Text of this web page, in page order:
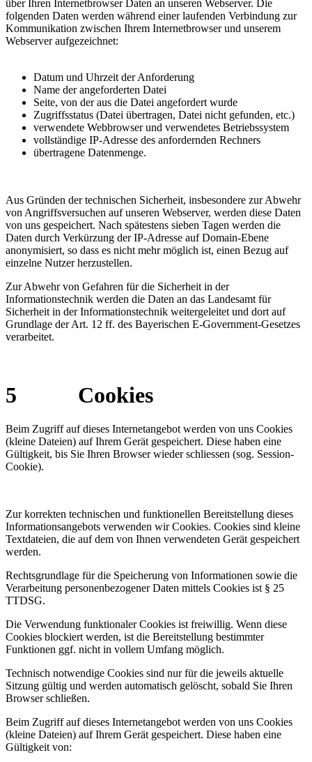
über Ihren Internetbrowser Daten an unseren Webserver. Die
folgenden Daten werden während einer laufenden Verbindung zur
Kommunikation zwischen Ihrem Internetbrowser und unserem
Webserver aufgezeichnet:
Datum und Uhrzeit der Anforderung
Name der angeforderten Datei
Seite, von der aus die Datei angefordert wurde
Zugriffsstatus (Datei übertragen, Datei nicht gefunden, etc.)
verwendete Webbrowser und verwendetes Betriebssystem
vollständige IP-Adresse des anfordernden Rechners
übertragene Datenmenge.
Aus Gründen der technischen Sicherheit, insbesondere zur Abwehr
von Angriffsversuchen auf unseren Webserver, werden diese Daten
von uns gespeichert. Nach spätestens sieben Tagen werden die
Daten durch Verkürzung der IP-Adresse auf Domain-Ebene
anonymisiert, so dass es nicht mehr möglich ist, einen Bezug auf
einzelne Nutzer herzustellen.
Zur Abwehr von Gefahren für die Sicherheit in der
Informationstechnik werden die Daten an das Landesamt für
Sicherheit in der Informationstechnik weitergeleitet und dort auf
Grundlage der Art. 12 ff. des Bayerischen E-Government-Gesetzes
verarbeitet.
5 Cookies
Beim Zugriff auf dieses Internetangebot werden von uns Cookies
(kleine Dateien) auf Ihrem Gerät gespeichert. Diese haben eine
Gültigkeit, bis Sie Ihren Browser wieder schliessen (sog. Session-
Cookie).
Zur korrekten technischen und funktionellen Bereitstellung dieses
Informationsangebots verwenden wir Cookies. Cookies sind kleine
Textdateien, die auf dem von Ihnen verwendeten Gerät gespeichert
werden.
Rechtsgrundlage für die Speicherung von Informationen sowie die
Verarbeitung personenbezogener Daten mittels Cookies ist § 25
TTDSG.
Die Verwendung funktionaler Cookies ist freiwillig. Wenn diese
Cookies blockiert werden, ist die Bereitstellung bestimmter
Funktionen ggf. nicht in vollem Umfang möglich.
Technisch notwendige Cookies sind nur für die jeweils aktuelle
Sitzung gültig und werden automatisch gelöscht, sobald Sie Ihren
Browser schließen.
Beim Zugriff auf dieses Internetangebot werden von uns Cookies
(kleine Dateien) auf Ihrem Gerät gespeichert. Diese haben eine
Gültigkeit von: